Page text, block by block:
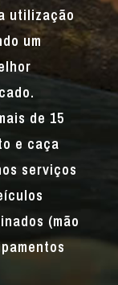
utilização
um
de 15
e caça
serviços
(mão